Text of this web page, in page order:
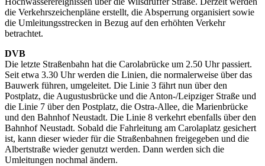
die Verkehrszeichenpläne erstellt, die Absperrung organisiert sowie
die Umleitungsstrecken in Bezug auf den erhöhten Verkehr
betrachtet.
DVB
Die letzte Straßenbahn hat die Carolabrücke um 2.50 Uhr passiert.
Seit etwa 3.30 Uhr werden die Linien, die normalerweise über das
Bauwerk führen, umgeleitet. Die Linie 3 fährt nun über den
Postplatz, die Augustusbrücke und die Anton-/Leipziger Straße und
die Linie 7 über den Postplatz, die Ostra-Allee, die Marienbrücke
und den Bahnhof Neustadt. Die Linie 8 verkehrt ebenfalls über den
Bahnhof Neustadt. Sobald die Fahrleitung am Carolaplatz gesichert
ist, kann dieser wieder für die Straßenbahnen freigegeben und die
Albertstraße wieder genutzt werden. Dann werden sich die
Umleitungen nochmal ändern.